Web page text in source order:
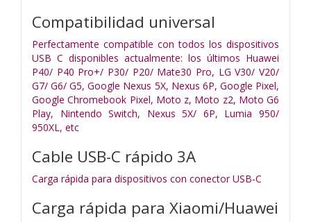
Compatibilidad universal
Perfectamente compatible con todos los dispositivos
USB C disponibles actualmente: los últimos Huawei
P40/ P40 Pro+/ P30/ P20/ Mate30 Pro, LG V30/ V20/
G7/ G6/ G5, Google Nexus 5X, Nexus 6P, Google Pixel,
Google Chromebook Pixel, Moto z, Moto z2, Moto G6
Play, Nintendo Switch, Nexus 5X/ 6P, Lumia 950/
950XL, etc
Cable USB-C rápido 3A
Carga rápida para dispositivos con conector USB-C
Carga rápida para Xiaomi/Huawei